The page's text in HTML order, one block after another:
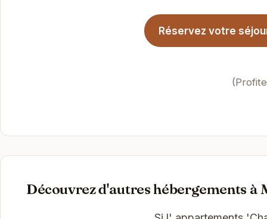
Réservez votre
Découvrez d'autres hébergements à